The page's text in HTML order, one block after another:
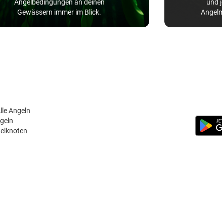
Angelbedingungen an deinen
Gewässern immer im Blick.
und
Angeln